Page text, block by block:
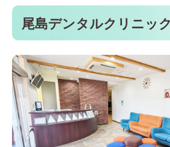
尾島デンタルクリニック